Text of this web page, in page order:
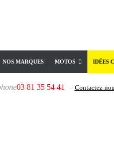
NOS MARQUES MOTOS IDÉES
03 81 35 54 41 - Contactez-